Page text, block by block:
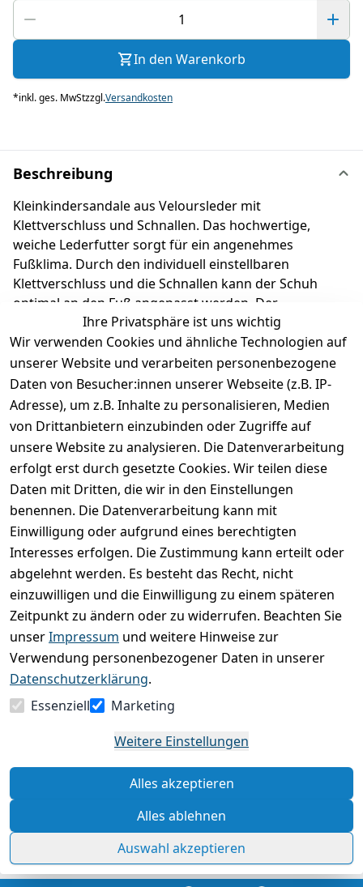
In den Warenkorb
*inkl. ges. MwStzzgl.Versandkosten
Beschreibung
Kleinkindersandale aus Veloursleder mit
Klettverschluss und Schnallen. Das hochwertige,
weiche Lederfutter sorgt für ein angenehmes
Fußklima. Durch den individuell einstellbaren
Klettverschluss und die Schnallen kann der Schuh
optimal an den Fuß angepasst werden. Der
Klettverschluss ermöglicht ein einfaches und
selbstständiges An- und Ausziehen. Richter
Kinderschuhe - Kids shoes since 1893.
Produktdetails
Kundenrezensionen
Durchschnittliche Bewertung
0
Basierend auf 0 Bewertung(en)
Bewertung abgeben
5
( 0 )
4
( 0 )
3
( 0 )
2
( 0 )
1
Artikel abgegeben
Rechtliche Hinweise – Klicken Sie hier für weitere
Ihre Privatsphäre ist uns wichtig
Wir verwenden Cookies und ähnliche Technologien auf
unserer Website und verarbeiten personenbezogene
Daten von Besucher:innen unserer Webseite (z.B. IP-
Adresse), um z.B. Inhalte zu personalisieren, Medien
von Drittanbietern einzubinden oder Zugriffe auf
unsere Website zu analysieren. Die Datenverarbeitung
erfolgt erst durch gesetzte Cookies. Wir teilen diese
Daten mit Dritten, die wir in den Einstellungen
benennen. Die Datenverarbeitung kann mit
Einwilligung oder aufgrund eines berechtigten
Interesses erfolgen. Die Zustimmung kann erteilt oder
abgelehnt werden. Es besteht das Recht, nicht
einzuwilligen und die Einwilligung zu einem späteren
Zeitpunkt zu ändern oder zu widerrufen. Beachten Sie
unserImpressum und weitere Hinweise zur
Verwendung personenbezogener Daten in unserer
Datenschutzerklärung.
Essenziell
Marketing
Weitere Einstellungen
Alles akzeptieren
Alles ablehnen
Auswahl akzeptieren